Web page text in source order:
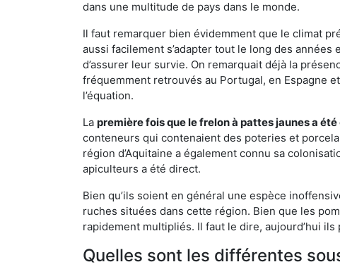
dans une multitude de pays dans le monde.
Il faut remarquer bien évidemment que le climat
aussi facilement s’adapter tout le long des
d’assurer leur survie. On remarquait déjà la
fréquemment retrouvés au Portugal, en Espagne
l’équation.
La première fois que le frelon à pattes jaunes a
conteneurs qui contenaient des poteries et
région d’Aquitaine a également connu sa
apiculteurs a été direct.
Bien qu’ils soient en général une espèce
ruches situées dans cette région. Bien que les
rapidement multipliés. Il faut le dire, aujourd’hui
Quelles sont les différentes